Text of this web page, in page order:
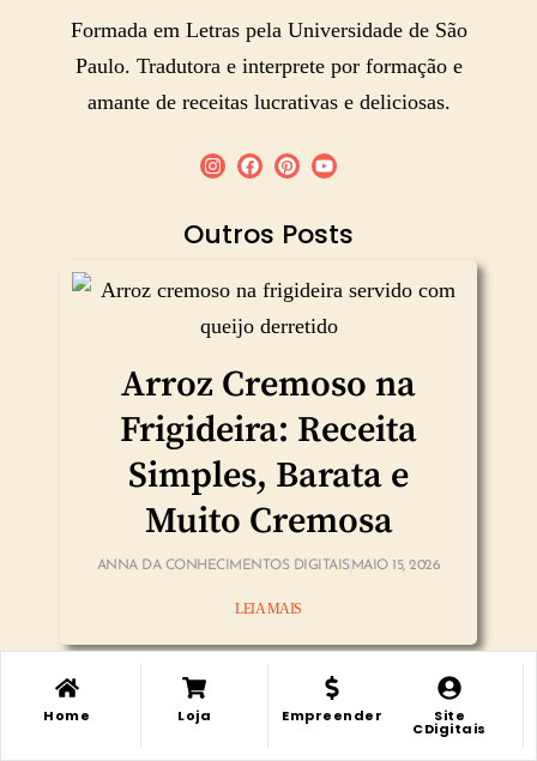
Formada em Letras pela Universidade de São
Paulo. Tradutora e interprete por formação e
amante de receitas lucrativas e deliciosas.
Outros Posts
Arroz Cremoso na
Frigideira: Receita
Simples, Barata e
Muito Cremosa
ANNA DA CONHECIMENTOS DIGITAIS MAIO 15, 2026
LEIA MAIS
Minha LIsta Desejos
Minha LIsta Desejos
Home Loja Empreender Site
CDigitais